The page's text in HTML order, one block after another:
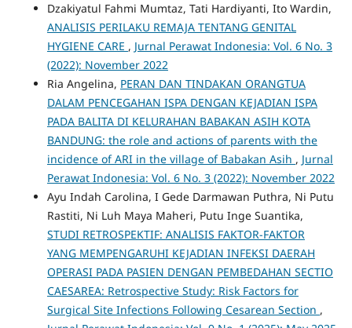
Dzakiyatul Fahmi Mumtaz, Tati Hardiyanti, Ito Wardin,
ANALISIS PERILAKU REMAJA TENTANG GENITAL
HYGIENE CARE , Jurnal Perawat Indonesia: Vol. 6 No. 3
(2022): November 2022
Ria Angelina, PERAN DAN TINDAKAN ORANGTUA
DALAM PENCEGAHAN ISPA DENGAN KEJADIAN ISPA
PADA BALITA DI KELURAHAN BABAKAN ASIH KOTA
BANDUNG: the role and actions of parents with the
incidence of ARI in the village of Babakan Asih , Jurnal
Perawat Indonesia: Vol. 6 No. 3 (2022): November 2022
Ayu Indah Carolina, I Gede Darmawan Puthra, Ni Putu
Rastiti, Ni Luh Maya Maheri, Putu Inge Suantika,
STUDI RETROSPEKTIF: ANALISIS FAKTOR-FAKTOR
YANG MEMPENGARUHI KEJADIAN INFEKSI DAERAH
OPERASI PADA PASIEN DENGAN PEMBEDAHAN SECTIO
CAESAREA: Retrospective Study: Risk Factors for
Surgical Site Infections Following Cesarean Section ,